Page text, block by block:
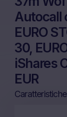
Autocall
EURO
30,
iShares
EUR